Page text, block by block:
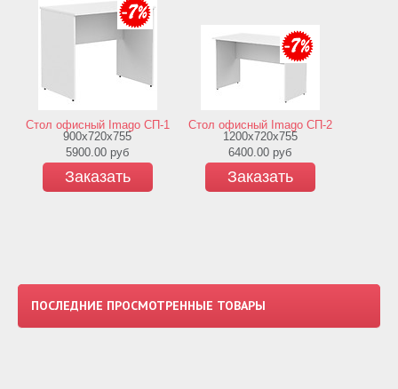
Стол офисный Imago СП-1
900х720х755
5900.00 руб
Заказать
Стол офисный Imago СП-2
1200х720х755
6400.00 руб
Заказать
ПОСЛЕДНИЕ ПРОСМОТРЕННЫЕ ТОВАРЫ